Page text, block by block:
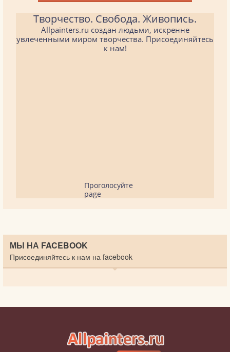
Творчество. Свобода. Живопись.
Allpainters.ru создан людьми, искренне
увлеченными миром творчества. Присоединяйтесь
к нам!
Проголосуйте
page
МЫ НА FACEBOOK
Присоединяйтесь к нам на facebook